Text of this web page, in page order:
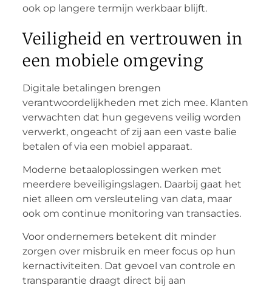
ook op langere termijn werkbaar blijft.
Veiligheid en vertrouwen in
een mobiele omgeving
Digitale betalingen brengen
verantwoordelijkheden met zich mee. Klanten
verwachten dat hun gegevens veilig worden
verwerkt, ongeacht of zij aan een vaste balie
betalen of via een mobiel apparaat.
Moderne betaaloplossingen werken met
meerdere beveiligingslagen. Daarbij gaat het
niet alleen om versleuteling van data, maar
ook om continue monitoring van transacties.
Voor ondernemers betekent dit minder
zorgen over misbruik en meer focus op hun
kernactiviteiten. Dat gevoel van controle en
transparantie draagt direct bij aan